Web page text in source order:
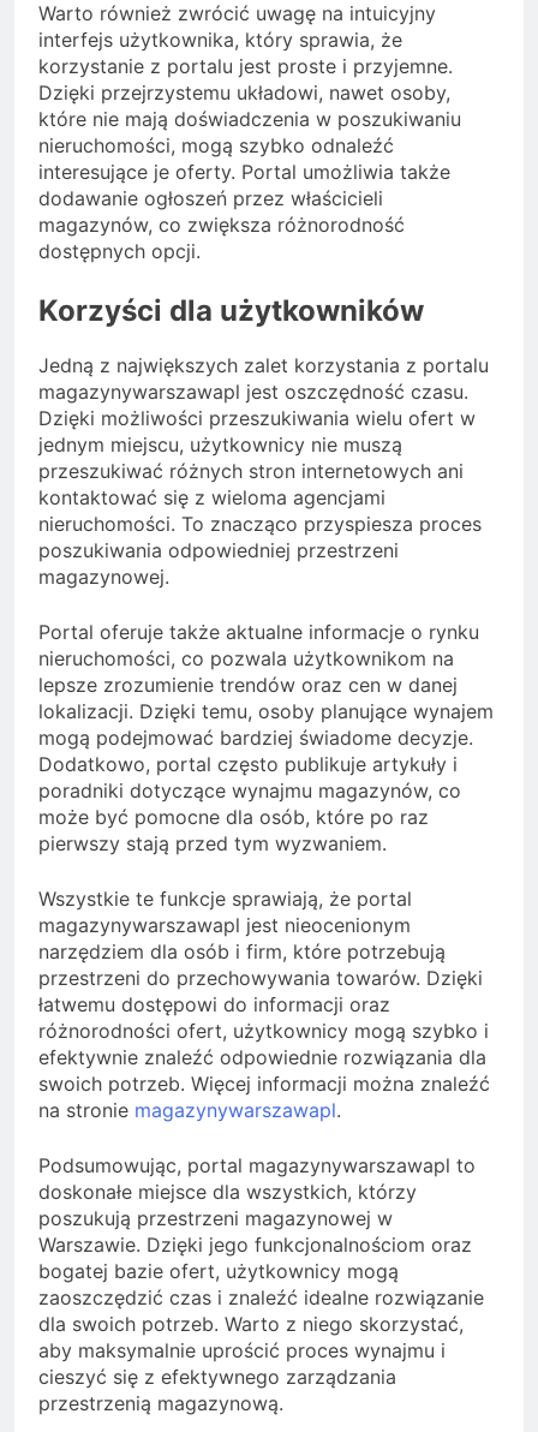
Warto również zwrócić uwagę na intuicyjny
interfejs użytkownika, który sprawia, że
korzystanie z portalu jest proste i przyjemne.
Dzięki przejrzystemu układowi, nawet osoby,
które nie mają doświadczenia w poszukiwaniu
nieruchomości, mogą szybko odnaleźć
interesujące je oferty. Portal umożliwia także
dodawanie ogłoszeń przez właścicieli
magazynów, co zwiększa różnorodność
dostępnych opcji.
Korzyści dla użytkowników
Jedną z największych zalet korzystania z portalu
magazynywarszawapl jest oszczędność czasu.
Dzięki możliwości przeszukiwania wielu ofert w
jednym miejscu, użytkownicy nie muszą
przeszukiwać różnych stron internetowych ani
kontaktować się z wieloma agencjami
nieruchomości. To znacząco przyspiesza proces
poszukiwania odpowiedniej przestrzeni
magazynowej.
Portal oferuje także aktualne informacje o rynku
nieruchomości, co pozwala użytkownikom na
lepsze zrozumienie trendów oraz cen w danej
lokalizacji. Dzięki temu, osoby planujące wynajem
mogą podejmować bardziej świadome decyzje.
Dodatkowo, portal często publikuje artykuły i
poradniki dotyczące wynajmu magazynów, co
może być pomocne dla osób, które po raz
pierwszy stają przed tym wyzwaniem.
Wszystkie te funkcje sprawiają, że portal
magazynywarszawapl jest nieocenionym
narzędziem dla osób i firm, które potrzebują
przestrzeni do przechowywania towarów. Dzięki
łatwemu dostępowi do informacji oraz
różnorodności ofert, użytkownicy mogą szybko i
efektywnie znaleźć odpowiednie rozwiązania dla
swoich potrzeb. Więcej informacji można znaleźć
na stronie magazynywarszawapl.
Podsumowując, portal magazynywarszawapl to
doskonałe miejsce dla wszystkich, którzy
poszukują przestrzeni magazynowej w
Warszawie. Dzięki jego funkcjonalnościom oraz
bogatej bazie ofert, użytkownicy mogą
zaoszczędzić czas i znaleźć idealne rozwiązanie
dla swoich potrzeb. Warto z niego skorzystać,
aby maksymalnie uprościć proces wynajmu i
cieszyć się z efektywnego zarządzania
przestrzenią magazynową.